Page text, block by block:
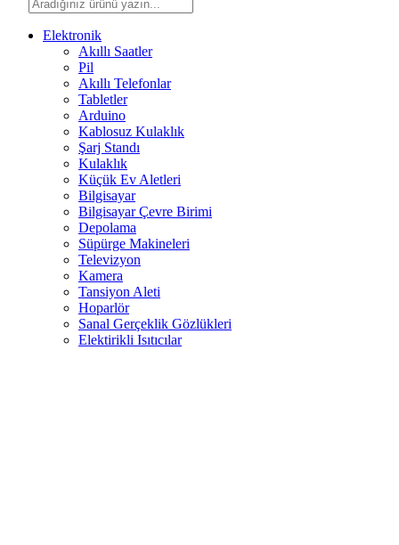
Elektronik
Akıllı Saatler
Pil
Akıllı Telefonlar
Tabletler
Arduino
Kablosuz Kulaklık
Şarj Standı
Kulaklık
Küçük Ev Aletleri
Bilgisayar
Bilgisayar Çevre Birimi
Depolama
Süpürge Makineleri
Televizyon
Kamera
Tansiyon Aleti
Hoparlör
Sanal Gerçeklik Gözlükleri
Elektirikli Isıtıcılar